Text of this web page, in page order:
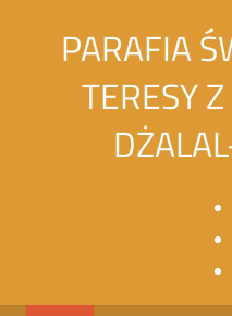
PARAFIA
TERESY
в